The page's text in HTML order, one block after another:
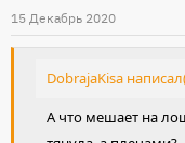
и
и
15 Декабрь 2020
DobrajaKisa
А что мешает на